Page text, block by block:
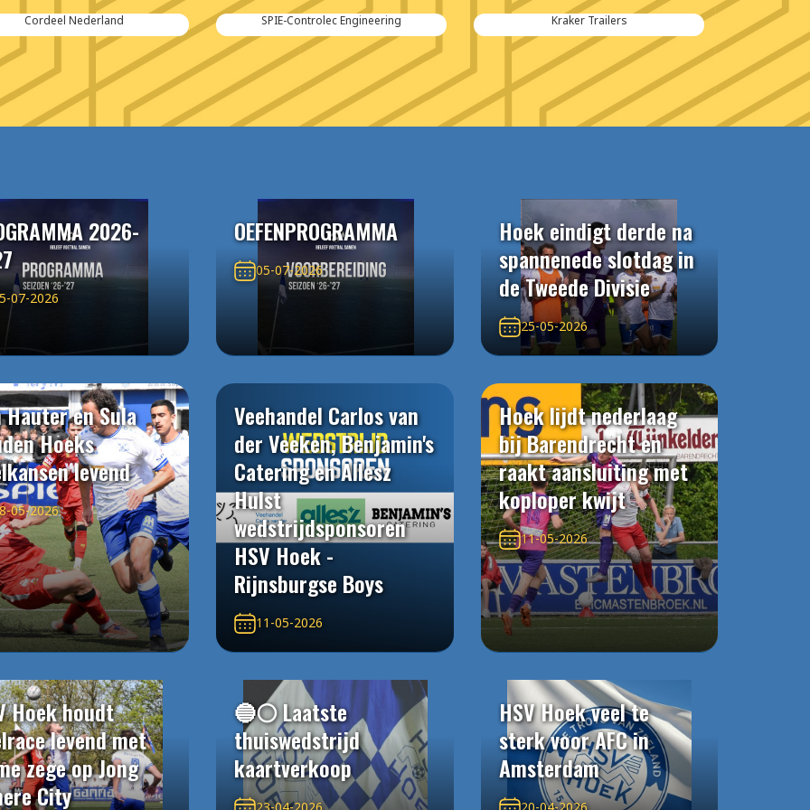
Cordeel Nederland SPIE-Controlec Engineering Kraker Trailers
2026-
07-2026
OEFENPROGRAMMA
05-07-2026
Hoek eindigt derde na
spannenede slotdag in
de Tweede Divisie
25-05-2026
Hauter en Sula
Hoeks
levend
05-2026
Veehandel Carlos van
der Veeken, Benjamin's
Catering en Allesz
Hulst
wedstrijdsponsoren
HSV Hoek -
Rijnsburgse Boys
11-05-2026
Hoek lijdt nederlaag
bij Barendrecht en
raakt aansluiting met
koploper kwijt
11-05-2026
Hoek houdt
levend met
zege op Jong
City
🔵⚪️ Laatste
thuiswedstrijd
kaartverkoop
HSV Hoek veel te
sterk voor AFC in
Amsterdam